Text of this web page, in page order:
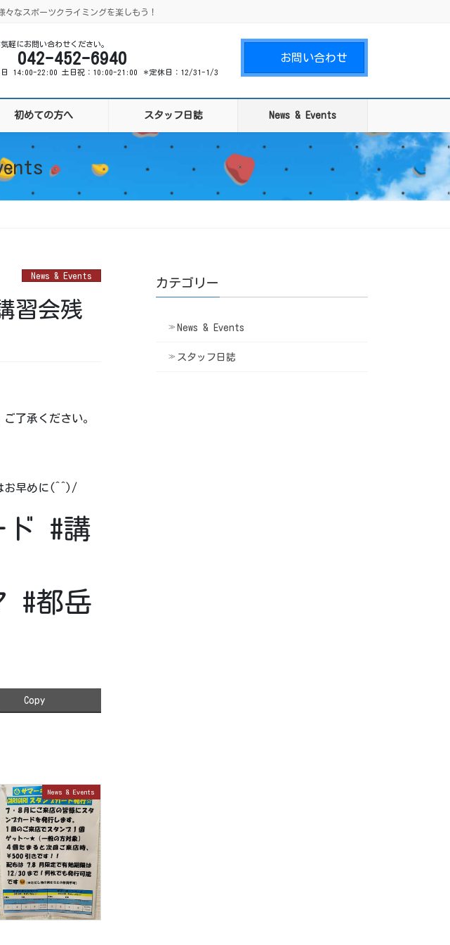
なスポーツクライミングを楽しもう！
気軽にお問い合わせください。
042-452-6940
日 14:00-22:00 土日祝：10:00-21:00 ＊定休日：12/31-1/3
お問い合わせ
初めての方へ スタッフ日誌 News & Events
News & Events
習会残
了承ください。
お早めに(^^)/
ド #講
#都岳
Copy
News & Events
カテゴリー
News & Events
スタッフ日誌